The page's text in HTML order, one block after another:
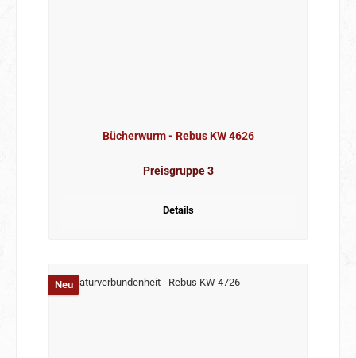
Bücherwurm - Rebus KW 4626
Preisgruppe 3
Details
Neu